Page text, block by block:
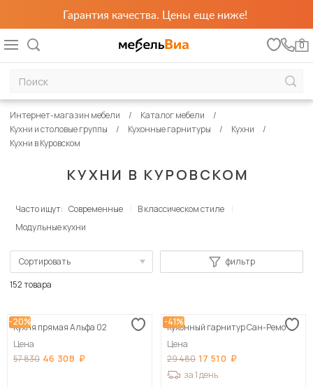
Гарантия качества. Цены еще ниже!
0
КУХНИ В КУРОВСКОМ
Интернет-магазин мебели
Каталог мебели
Кухни и столовые группы
Кухонные гарнитуры
Кухни
Кухни в Куровском
Часто ищут: Современные
В классическом стиле
Модульные кухни
Сортировать
Сначала дорогие
фильтр
152 товара
-20%
Кухня прямая Альфа 02
Цена
57 830 46 308
-41%
Кухонный гарнитур Сан-Ремо
Цена
29 480 17 510
за 1 день